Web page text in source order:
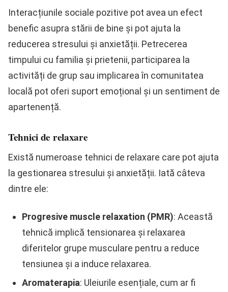
Interacțiunile sociale pozitive pot avea un efect
benefic asupra stării de bine și pot ajuta la
reducerea stresului și anxietății. Petrecerea
timpului cu familia și prietenii, participarea la
activități de grup sau implicarea în comunitatea
locală pot oferi suport emoțional și un sentiment de
apartenență.
Tehnici de relaxare
Există numeroase tehnici de relaxare care pot ajuta
la gestionarea stresului și anxietății. Iată câteva
dintre ele:
Progresive muscle relaxation (PMR): Această
tehnică implică tensionarea și relaxarea
diferitelor grupe musculare pentru a reduce
tensiunea și a induce relaxarea.
Aromaterapia: Uleiurile esențiale, cum ar fi